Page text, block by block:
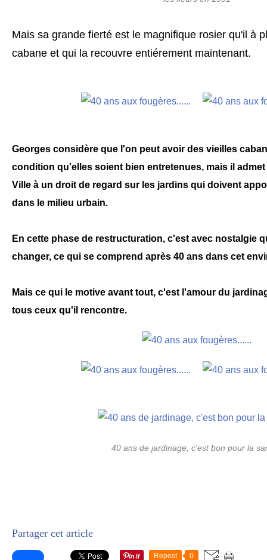
Mais sa grande fierté est le magnifique rosier qu'il à
cabane et qui la recouvre entiérement maintenant.
Georges considère que l'on peut avoir des vieilles
condition qu'elles soient bien entretenues, mais il
Ville à un droit de regard sur les jardins qui doivent
dans le milieu urbain.
En cette phase de restructuration, c'est avec nostalgie
changer, ce qui se comprend après 40 ans dans cet
Mais ce qui le motive avant tout, c'est l'amour du
tous ceux qu'il rencontre.
40 ans de jardinage, c'est bon pour la
Partager cet article
Repost 0